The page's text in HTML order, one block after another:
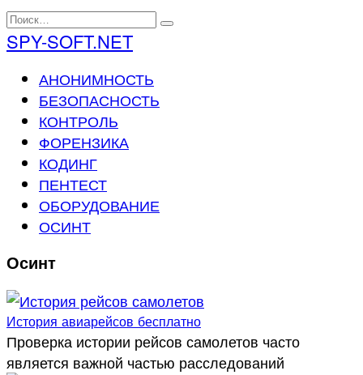
Перейти
к
содержанию
Search
for:
SPY-SOFT.NET
АНОНИМНОСТЬ
БЕЗОПАСНОСТЬ
КОНТРОЛЬ
ФОРЕНЗИКА
КОДИНГ
ПЕНТЕСТ
ОБОРУДОВАНИЕ
ОСИНТ
Осинт
История авиарейсов бесплатно
Проверка истории рейсов самолетов часто
является важной частью расследований